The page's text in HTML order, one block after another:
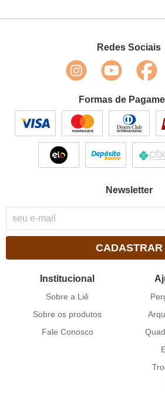
Redes Sociais
Formas de
Newsletter
CADASTRAR
Institucional
Sobre a Liê
Sobre os produtos
Fale Conosco